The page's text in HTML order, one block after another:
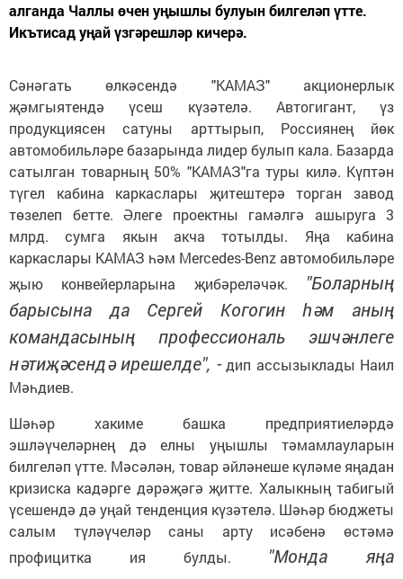
алганда Чаллы өчен уңышлы булуын билгеләп үтте.
Икътисад уңай үзгәрешләр кичерә.
Сәнәгать өлкәсендә "КАМАЗ" акционерлык
җәмгыятендә үсеш күзәтелә. Автогигант, үз
продукциясен сатуны арттырып, Россиянең йөк
автомобильләре базарында лидер булып кала. Базарда
сатылган товарның 50% "КАМАЗ"га туры килә. Күптән
түгел кабина каркаслары җитештерә торган завод
төзелеп бетте. Әлеге проектны гамәлгә ашыруга 3
млрд. сумга якын акча тотылды. Яңа кабина
каркаслары КАМАЗ һәм Mercedes-Benz автомобильләре
җыю конвейерларына җибәреләчәк. "Боларның
барысына да Сергей Когогин һәм аның
командасының профессиональ эшчәнлеге
нәтиҗәсендә ирешелде", -дип ассызыклады Наил
Мәһдиев.
Шәһәр хакиме башка предприятиеләрдә
эшләүчеләрнең дә елны уңышлы тәмамлауларын
билгеләп үтте. Мәсәлән, товар әйләнеше күләме яңадан
кризиска кадәрге дәрәҗәгә җитте. Халыкның табигый
үсешендә дә уңай тенденция күзәтелә. Шәһәр бюджеты
салым түләүчеләр саны арту исәбенә өстәмә
профицитка ия булды. "Монда яңа